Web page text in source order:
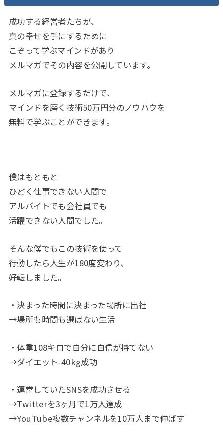
成功する経営者たちが、
真の幸せを手にするために
こぞって学ぶマインドがあり
メルマガでその内容を公開しています。
メルマガに登録するだけで、
マインドを磨く技術50万円分のノウハウを
無料で学ぶことができます。
僕はもともと
ひどく仕事できない人間で
アルバイトでも会社員でも
活躍できない人間でした。
そんな僕でもこの技術を使って
行動したら人生が180度変わり、
好転しました。
・決まった時間に決まった場所に出社
→場所も時間も選ばない生活
・体重108キロで自分に自信が持てない
→ダイエット-40kg成功
・運営していたSNSを成功させる
→Twitterを3ヶ月で1万人達成
→YouTube複数チャンネルを10万人まで伸ばす